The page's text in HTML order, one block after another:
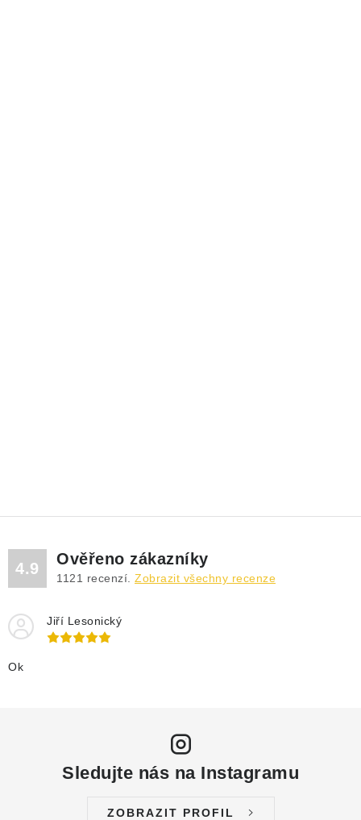
4.9
Ověřeno zákazníky
1121 recenzí. Zobrazit všechny recenze
Jiří Lesonický
Ok
Sledujte nás na Instagramu
ZOBRAZIT PROFIL